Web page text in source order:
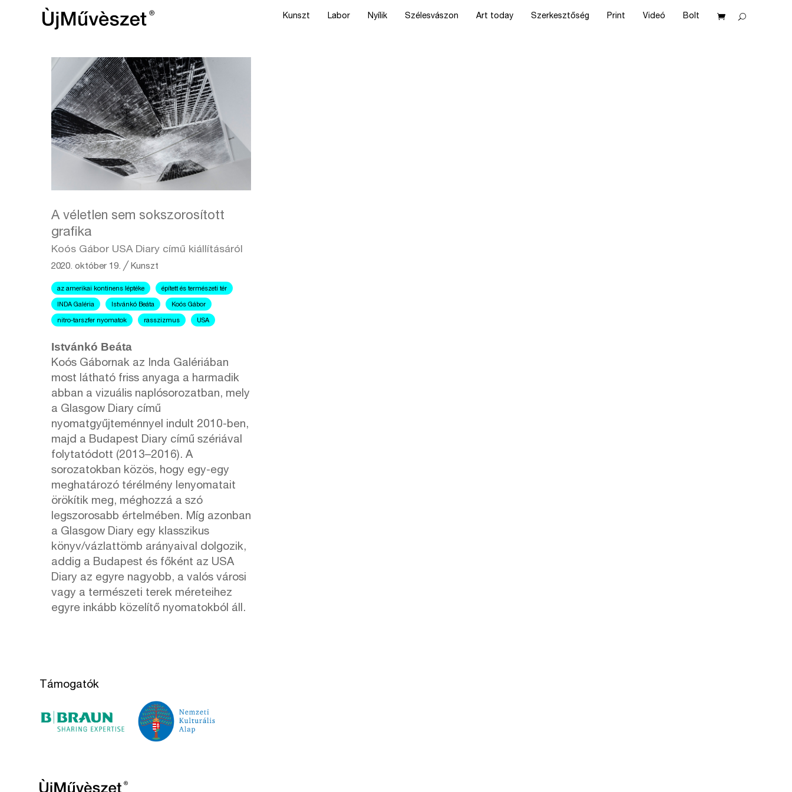
Kunszt Labor Nyílik Szélesvászon Art today Szerkesztőség Print Videó Bolt
A véletlen sem sokszorosított
grafika
Koós Gábor USA Diary című kiállításáról
2020. október 19. ╱ Kunszt
az amerikai kontinens léptéke épített és természeti tér
INDA Galéria Istvánkó Beáta Koós Gábor
nitro-tarszfer nyomatok rasszizmus USA
Istvánkó Beáta
Koós Gábornak az Inda Galériában
most látható friss anyaga a harmadik
abban a vizuális naplósorozatban, mely
a Glasgow Diary című
nyomatgyűjteménnyel indult 2010-ben,
majd a Budapest Diary című szériával
folytatódott (2013–2016). A
sorozatokban közös, hogy egy-egy
meghatározó térélmény lenyomatait
örökítik meg, méghozzá a szó
legszorosabb értelmében. Míg azonban
a Glasgow Diary egy klasszikus
könyv/vázlattömb arányaival dolgozik,
addig a Budapest és főként az USA
Diary az egyre nagyobb, a valós városi
vagy a természeti terek méreteihez
egyre inkább közelítő nyomatokból áll.
Támogatók